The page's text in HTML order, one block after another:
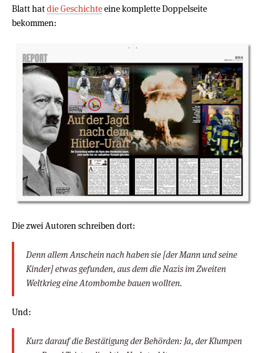
Blatt hatdie Geschichteeine komplette Doppelseite
bekommen:
Die zwei Autoren schreiben dort:
Denn allem Anschein nach haben sie [der Mann und seine
Kinder] etwas gefunden, aus dem die Nazis im Zweiten
Weltkrieg eine Atombombe bauen wollten.
Und:
Kurz darauf die Bestätigung der Behörden: Ja, der Klumpen